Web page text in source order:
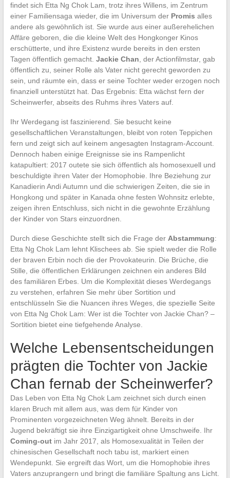
findet sich Etta Ng Chok Lam, trotz ihres Willens, im Zentrum
einer Familiensaga wieder, die im Universum der Promis alles
andere als gewöhnlich ist. Sie wurde aus einer außerehelichen
Affäre geboren, die die kleine Welt des Hongkonger Kinos
erschütterte, und ihre Existenz wurde bereits in den ersten
Tagen öffentlich gemacht. Jackie Chan , der Actionfilmstar, gab
öffentlich zu, seiner Rolle als Vater nicht gerecht geworden zu
sein, und räumte ein, dass er seine Tochter weder erzogen noch
finanziell unterstützt hat. Das Ergebnis: Etta wächst fern der
Scheinwerfer, abseits des Ruhms ihres Vaters auf.
Ihr Werdegang ist faszinierend. Sie besucht keine
gesellschaftlichen Veranstaltungen, bleibt von roten Teppichen
fern und zeigt sich auf keinem angesagten Instagram-Account.
Dennoch haben einige Ereignisse sie ins Rampenlicht
katapultiert: 2017 outete sie sich öffentlich als homosexuell und
beschuldigte ihren Vater der Homophobie. Ihre Beziehung zur
Kanadierin Andi Autumn und die schwierigen Zeiten, die sie in
Hongkong und später in Kanada ohne festen Wohnsitz erlebte,
zeigen ihren Entschluss, sich nicht in die gewohnte Erzählung
der Kinder von Stars einzuordnen.
Durch diese Geschichte stellt sich die Frage der Abstammung:
Etta Ng Chok Lam lehnt Klischees ab. Sie spielt weder die Rolle
der braven Erbin noch die der Provokateurin. Die Brüche, die
Stille, die öffentlichen Erklärungen zeichnen ein anderes Bild
des familiären Erbes. Um die Komplexität dieses Werdegangs
zu verstehen, erfahren Sie mehr über Sortition und
entschlüsseln Sie die Nuancen ihres Weges, die spezielle Seite
von Etta Ng Chok Lam: Wer ist die Tochter von Jackie Chan? –
Sortition bietet eine tiefgehende Analyse.
Welche Lebensentscheidungen
prägten die Tochter von Jackie
Chan fernab der Scheinwerfer?
Das Leben von Etta Ng Chok Lam zeichnet sich durch einen
klaren Bruch mit allem aus, was dem für Kinder von
Prominenten vorgezeichneten Weg ähnelt. Bereits in der
Jugend bekräftigt sie ihre Einzigartigkeit ohne Umschweife. Ihr
Coming-outim Jahr 2017, als Homosexualität in Teilen der
chinesischen Gesellschaft noch tabu ist, markiert einen
Wendepunkt. Sie ergreift das Wort, um die Homophobie ihres
Vaters anzuprangern und bringt die familiäre Spaltung ans Licht.